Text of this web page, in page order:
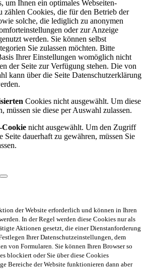
um Ihnen ein optimales Webseiten-
zählen Cookies, die für den Betrieb der
solche, die lediglich zu anonymen
oder zur Anzeige
werden. Sie können selbst
Sie zulassen möchten. Bitte
Ihrer Einstellungen womöglich nicht
der Seite zur Verfügung stehen. Die von
kann über die Seite Datenschutzerklärung
Cookies nicht ausgewählt. Um diese
müssen sie diese per Auswahl zulassen.
nicht ausgewählt. Um den Zugriff
Seite dauerhaft zu gewähren, müssen Sie
der Website erforderlich und können in Ihren
In der Regel werden diese Cookies nur als
Aktionen gesetzt, die einer Dienstanforderung
Ihrer Datenschutzeinstellungen, dem
von Formularen. Sie können Ihren Browser so
blockiert oder Sie über diese Cookies
Bereiche der Website funktionieren dann aber